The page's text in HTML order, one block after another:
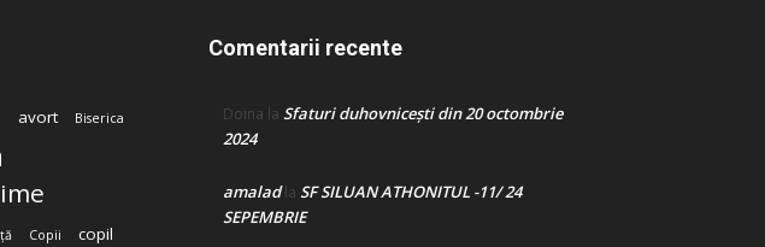
avort Biserica
Copii
copil
Comentarii recente
Doina la Sfaturi duhovnicești din 20 octombrie
2024
amaladla SF SILUAN ATHONITUL -11/ 24
SEPEMBRIE